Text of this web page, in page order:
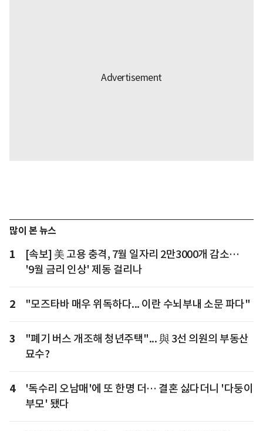
많이 본 뉴스
1
[속보] 美 고용 충격, 7월 일자리 2만3000개 감소…
'9월 금리 인상' 제동 걸리나
2 "모즈타바 매우 위독하다... 이란 수뇌부내 소문 파다"
3
"폐기 버스 개조해 청년주택"... 與 3선 의원의 부동산
묘수?
4
'독수리 오남매'에 또 한명 더… 결혼 싫다더니 '다둥이
부모' 됐다